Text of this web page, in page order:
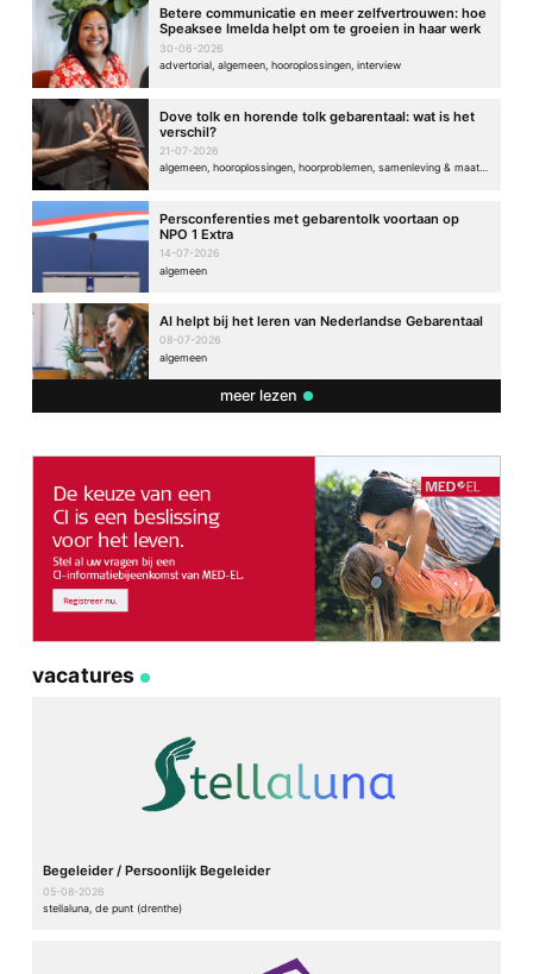
Betere communicatie en meer zelfvertrouwen: hoe
Speaksee Imelda helpt om te groeien in haar werk
30-06-2026
advertorial, algemeen, hooroplossingen, interview
Dove tolk en horende tolk gebarentaal: wat is het
verschil?
21-07-2026
algemeen, hooroplossingen, hoorproblemen, samenleving & maatschappij
Persconferenties met gebarentolk voortaan op
NPO 1 Extra
14-07-2026
algemeen
AI helpt bij het leren van Nederlandse Gebarentaal
08-07-2026
algemeen
meer lezen
vacatures
Begeleider / Persoonlijk Begeleider
05-08-2026
stellaluna, de punt (drenthe)